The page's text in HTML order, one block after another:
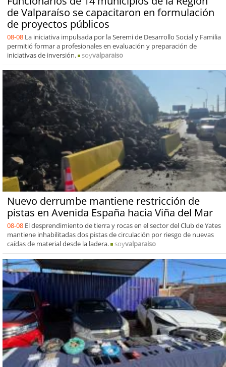
de Valparaíso se capacitaron en formulación
de proyectos públicos
08-08 La iniciativa impulsada por la Seremi de Desarrollo Social y Familia
permitió formar a profesionales en evaluación y preparación de
iniciativas de inversión.
soyvalparaiso
Nuevo derrumbe mantiene restricción de
pistas en Avenida España hacia Viña del Mar
08-08 El desprendimiento de tierra y rocas en el sector del Club de Yates
mantiene inhabilitadas dos pistas de circulación por riesgo de nuevas
caídas de material desde la ladera.
soyvalparaiso